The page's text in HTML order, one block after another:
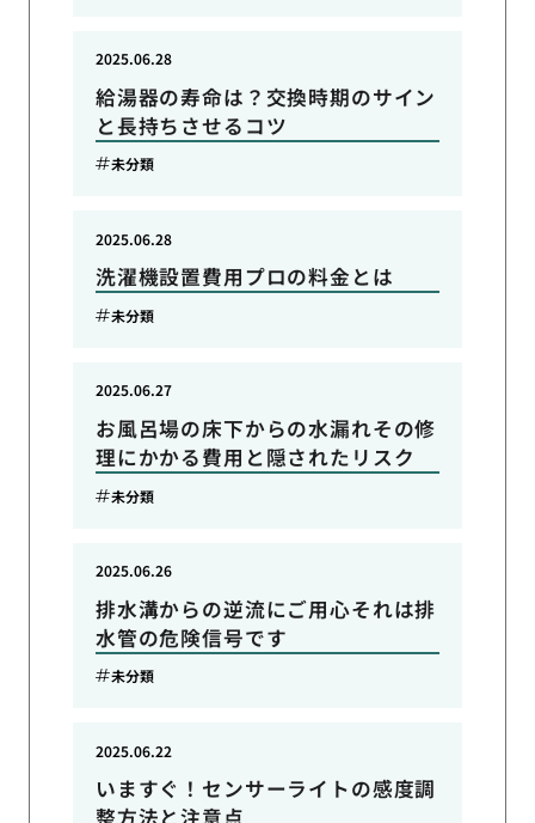
給湯器の寿命は？交換時期のサイン
と長持ちさせるコツ
2025.06.28
未分類
洗濯機設置費用プロの料金とは
2025.06.28
未分類
お風呂場の床下からの水漏れその修
理にかかる費用と隠されたリスク
2025.06.27
未分類
排水溝からの逆流にご用心それは排
水管の危険信号です
2025.06.26
未分類
いますぐ！センサーライトの感度調
2025.06.22